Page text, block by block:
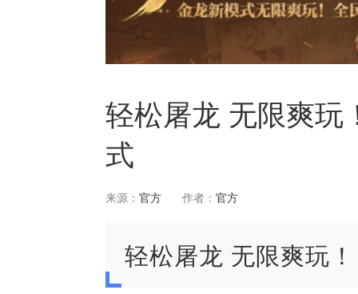
轻松屠龙 无限爽玩
式
来源： 官方 作者： 官方
轻松屠龙 无限爽玩